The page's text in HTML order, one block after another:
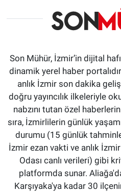
Son Mühür, İzmir’in dijital
dinamik yerel haber
anlık İzmir son dakika
doğru yayıncılık ilkeleriyle
nabzını tutan özel
sıra, İzmirlilerin günlük
durumu (15 günlük
İzmir ezan vakti ve anlık
Odası canlı verileri) gibi
platformda sunar.
Karşıyaka'ya kadar 30